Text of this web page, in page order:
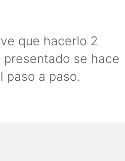
que hacerlo 2
se hace
paso a paso.